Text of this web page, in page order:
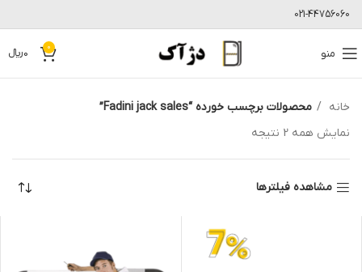
021-44756060
منو 0
0﷼
خانه
محصولات برچسب خورده “Fadini jack sales”
نمایش همه 2 نتیجه
مشاهده فیلترها